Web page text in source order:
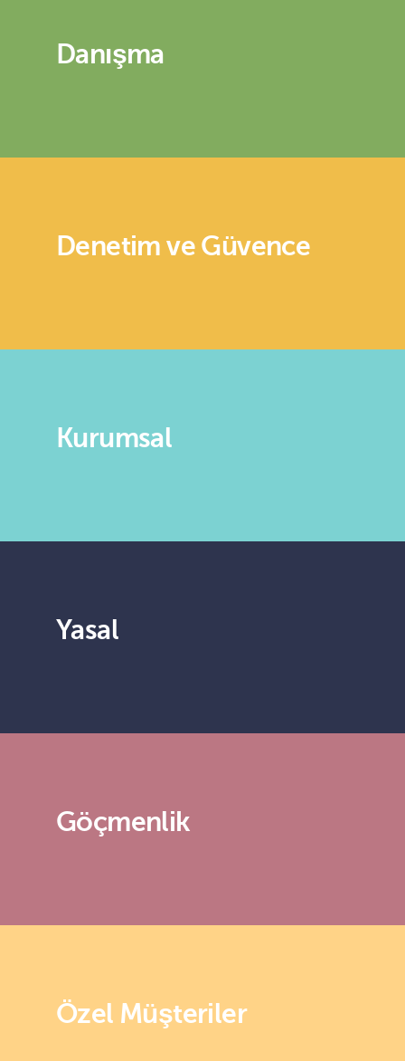
Danışma
Denetim ve Güvence
Kurumsal
Yasal
Göçmenlik
Özel Müşteriler